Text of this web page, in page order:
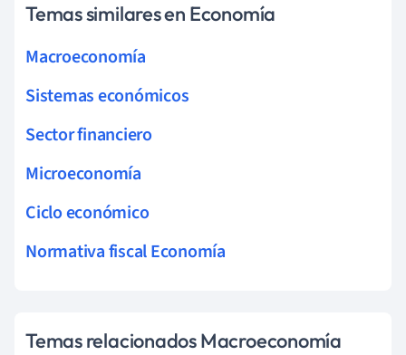
Temas similares en Economía
Macroeconomía
Sistemas económicos
Sector financiero
Microeconomía
Ciclo económico
Normativa fiscal Economía
Temas relacionados Macroeconomía